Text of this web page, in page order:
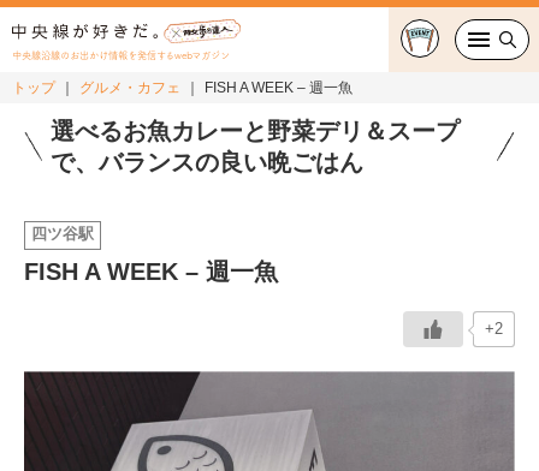
中央線沿線のお出かけ情報を発信するwebマガジン
グルメ・カフェ
おでかけ
トップ グルメ・カフェ FISH A WEEK – 週一魚
選べるお魚カレーと野菜デリ＆スープ
で、バランスの良い晩ごはん
四ツ谷駅
FISH A WEEK – 週一魚
+2